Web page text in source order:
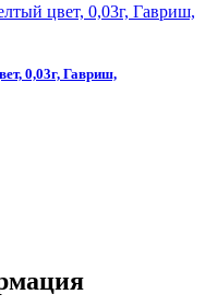
0,03г, Гавриш,